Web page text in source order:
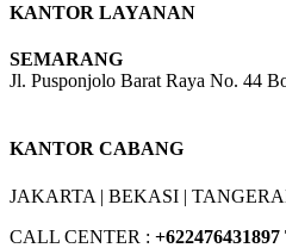
KANTOR LAYANAN
SEMARANG
Jl. Pusponjolo Barat Raya No. 44
KANTOR CABANG
JAKARTA | BEKASI |
CALL CENTER : +622476431897